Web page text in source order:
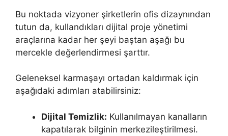
Bu noktada vizyoner şirketlerin ofis dizaynından
tutun da, kullandıkları dijital proje yönetimi
araçlarına kadar her şeyi baştan aşağı bu
mercekle değerlendirmesi şarttır.
Geleneksel karmaşayı ortadan kaldırmak için
aşağıdaki adımları atabilirsiniz:
Dijital Temizlik: Kullanılmayan kanalların
kapatılarak bilginin merkezileştirilmesi.